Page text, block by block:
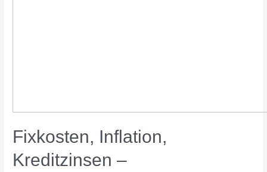
Fixkosten, Inflation,
Kreditzinsen –